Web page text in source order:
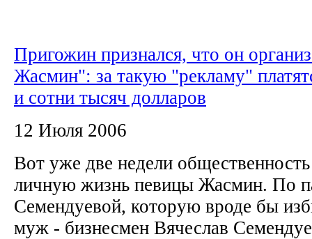
Пригожин признался, что он
Жасмин": за такую "рекламу"
и сотни тысяч долларов
12 Июля 2006
Вот уже две недели
личную жизнь певицы Жасмин. По
Семендуевой, которую вроде бы
муж - бизнесмен Вячеслав